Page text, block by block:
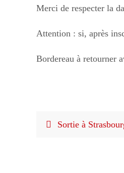
Merci de respecter la
Attention : si, après
Bordereau à retourner
Sortie à